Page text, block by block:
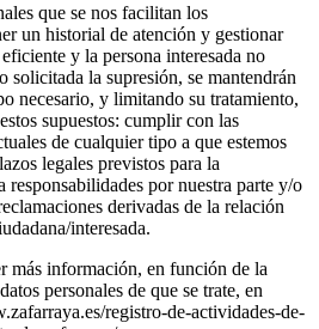
que se nos facilitan los
un historial de atención y gestionar
y la persona interesada no
solicitada la supresión, se mantendrán
necesario, y limitando su tratamiento,
supuestos: cumplir con las
de cualquier tipo a que estemos
legales previstos para la
responsabilidades por nuestra parte y/o
derivadas de la relación
interesada.
más información, en función de la
personales de que se trate, en
registro-de-actividades-de-